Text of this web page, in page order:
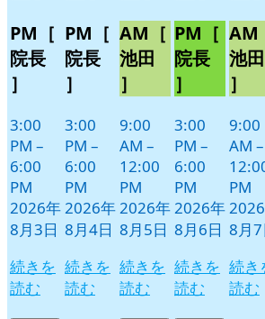
PM［
院長
］
3:00
PM –
6:00
PM
2026年
8月3日
続きを
読む
PM［
院長
］
3:00
PM –
6:00
PM
2026年
8月4日
続きを
読む
AM［
池田
］
9:00
AM –
12:00
PM
2026年
8月5日
続きを
読む
PM［
院長
］
3:00
PM –
6:00
PM
2026年
8月6日
続きを
読む
AM
池田
］
9:00
AM –
PM
8月7
続き
読む